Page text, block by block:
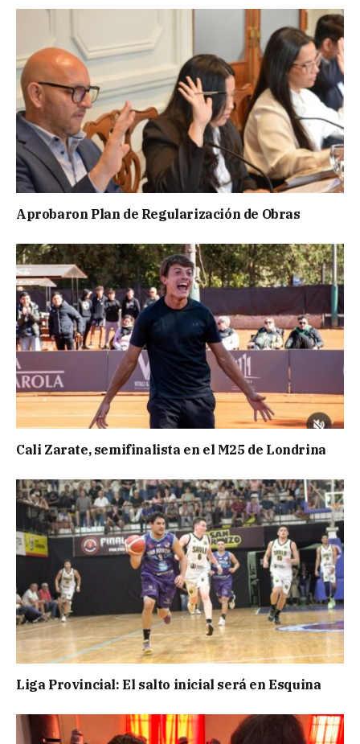
Aprobaron Plan de Regularización de Obras
Cali Zarate, semifinalista en el M25 de Londrina
Liga Provincial: El salto inicial será en Esquina